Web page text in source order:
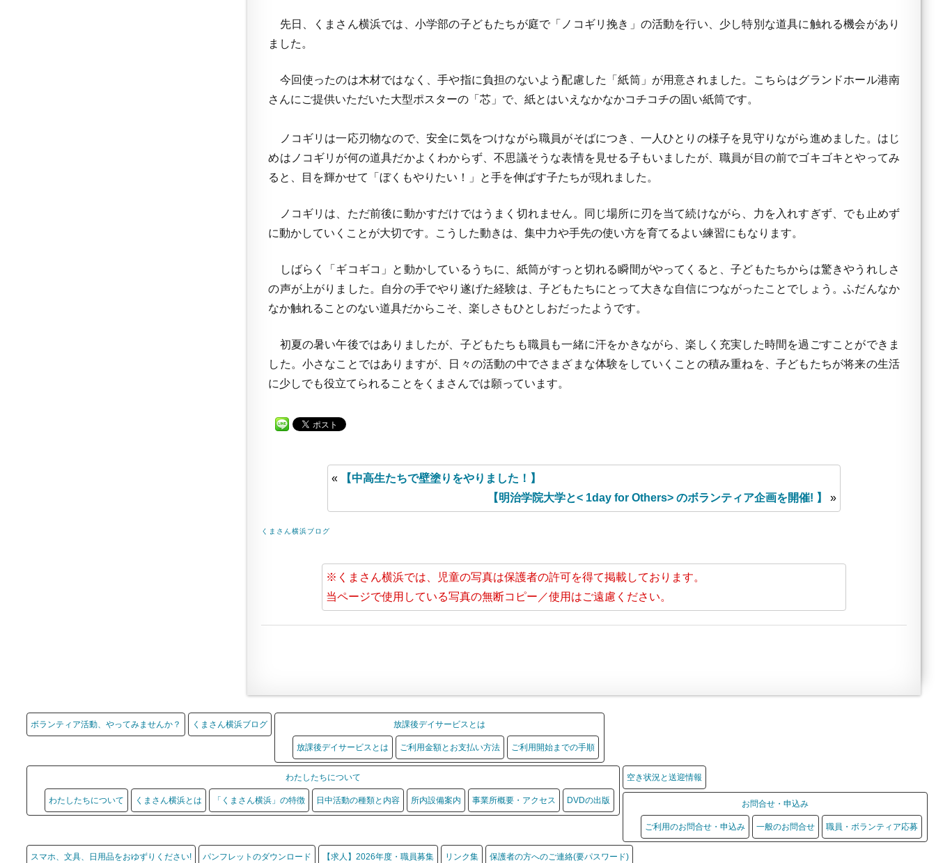
先日、くまさん横浜では、小学部の子どもたちが庭で「ノコギリ挽き」の活動を行い、少し特別な道具に触れる機会があり
ました。
今回使ったのは木材ではなく、手や指に負担のないよう配慮した「紙筒」が用意されました。こちらはグランドホール港南
さんにご提供いただいた大型ポスターの「芯」で、紙とはいえなかなかコチコチの固い紙筒です。
ノコギリは一応刃物なので、安全に気をつけながら職員がそばにつき、一人ひとりの様子を見守りながら進めました。はじ
めはノコギリが何の道具だかよくわからず、不思議そうな表情を見せる子もいましたが、職員が目の前でゴキゴキとやってみ
ると、目を輝かせて「ぼくもやりたい！」と手を伸ばす子たちが現れました。
ノコギリは、ただ前後に動かすだけではうまく切れません。同じ場所に刃を当て続けながら、力を入れすぎず、でも止めず
に動かしていくことが大切です。こうした動きは、集中力や手先の使い方を育てるよい練習にもなります。
しばらく「ギコギコ」と動かしているうちに、紙筒がすっと切れる瞬間がやってくると、子どもたちからは驚きやうれしさ
の声が上がりました。自分の手でやり遂げた経験は、子どもたちにとって大きな自信につながったことでしょう。ふだんなか
なか触れることのない道具だからこそ、楽しさもひとしおだったようです。
初夏の暑い午後ではありましたが、子どもたちも職員も一緒に汗をかきながら、楽しく充実した時間を過ごすことができま
した。小さなことではありますが、日々の活動の中でさまざまな体験をしていくことの積み重ねを、子どもたちが将来の生活
に少しでも役立てられることをくまさんでは願っています。
«
【中高生たちで壁塗りをやりました！】
【明治学院大学と< 1day for Others> のボランティア企画を開催! 】
»
くまさん横浜ブログ
※くまさん横浜では、児童の写真は保護者の許可を得て掲載しております。
当ページで使用している写真の無断コピー／使用はご遠慮ください。
ボランティア活動、やってみませんか？ くまさん横浜ブログ 放課後デイサービスとは
放課後デイサービスとは ご利用金額とお支払い方法 ご利用開始までの手順
わたしたちについて
わたしたちについて くまさん横浜とは 「くまさん横浜」の特徴 日中活動の種類と内容 所内設備案内 事業所概要・アクセス DVDの出版
空き状況と送迎情報
お問合せ・申込み
ご利用のお問合せ・申込み 一般のお問合せ 職員・ボランティア応募
スマホ、文具、日用品をおゆずりください! パンフレットのダウンロード 【求人】2026年度・職員募集 リンク集 保護者の方へのご連絡(要パスワード)